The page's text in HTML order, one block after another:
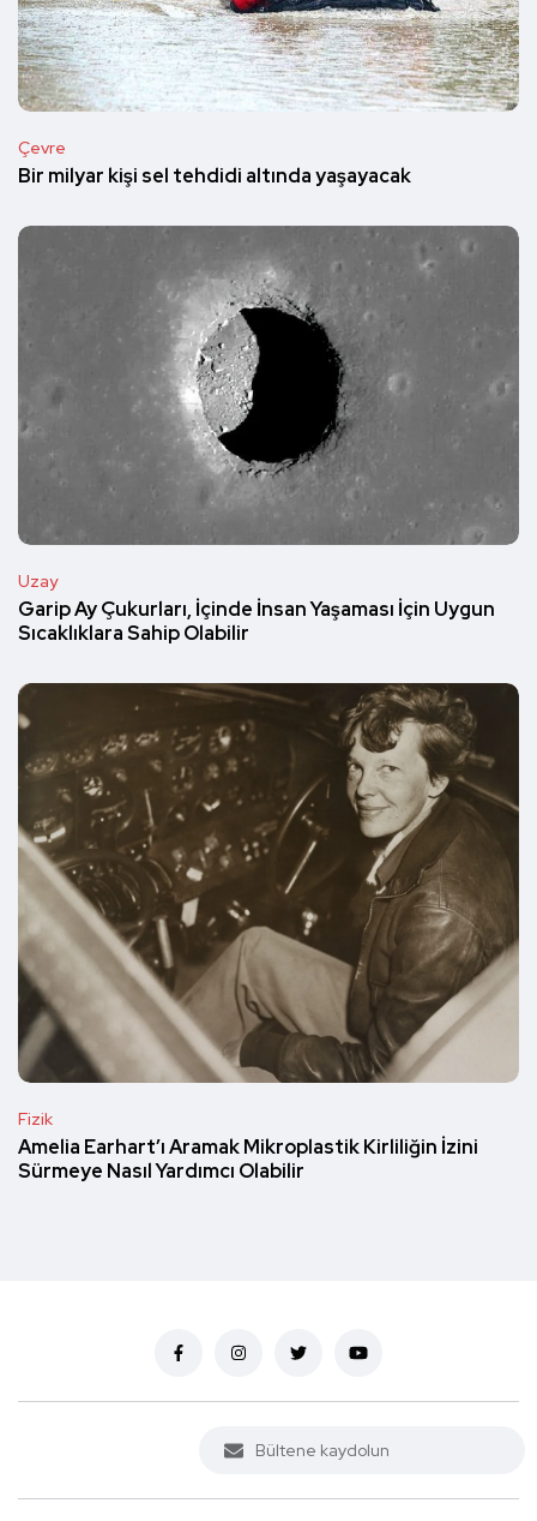
Çevre
Bir milyar kişi sel tehdidi altında yaşayacak
Uzay
Garip Ay Çukurları, İçinde İnsan Yaşaması İçin Uygun
Sıcaklıklara Sahip Olabilir
Fizik
Amelia Earhart’ı Aramak Mikroplastik Kirliliğin İzini
Sürmeye Nasıl Yardımcı Olabilir